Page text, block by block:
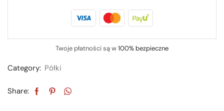
Twoje płatności są w100% bezpieczne
Category: Półki
Share: